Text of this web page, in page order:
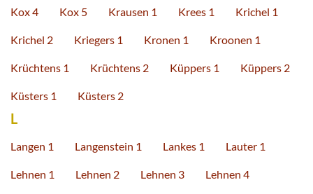
Kox 4 Kox 5 Krausen 1 Krees 1 Krichel 1
Krichel 2 Kriegers 1 Kronen 1 Kroonen 1
Krüchtens 1 Krüchtens 2 Küppers 1 Küppers 2
Küsters 1 Küsters 2
L
Langen 1 Langenstein 1 Lankes 1 Lauter 1
Lehnen 1 Lehnen 2 Lehnen 3 Lehnen 4